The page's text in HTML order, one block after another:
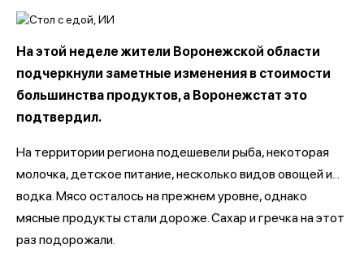
На этой неделе жители Воронежской области
подчеркнули заметные изменения в стоимости
большинства продуктов, а Воронежстат это
подтвердил.
На территории региона подешевели рыба, некоторая
молочка, детское питание, несколько видов овощей и...
водка. Мясо осталось на прежнем уровне, однако
мясные продукты стали дороже. Сахар и гречка на этот
раз подорожали.